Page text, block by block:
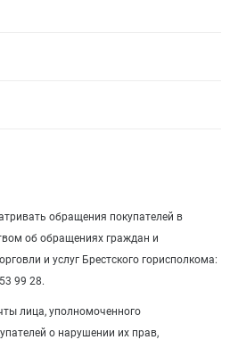
обращения покупателей в
об обращениях граждан и
и услуг Брестского горисполкома:
99 28.
лица, уполномоченного
о нарушении их прав,